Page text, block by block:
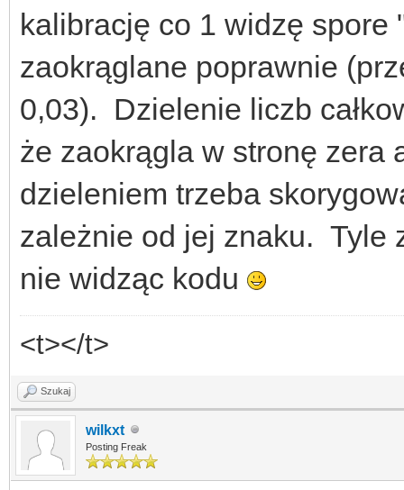
kalibrację co 1 widzę spore
zaokrąglane poprawnie
0,03). Dzielenie liczb
że zaokrągla w stronę zera
dzieleniem trzeba
zależnie od jej znaku. Tyle
nie widząc kodu
<t></t>
Szukaj
wilkxt
Posting Freak